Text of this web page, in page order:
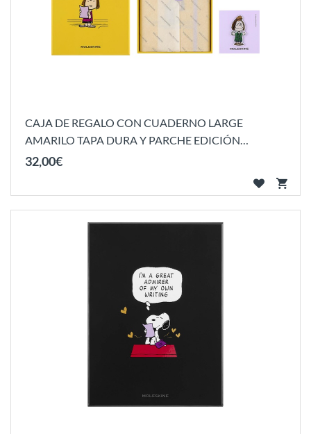
CAJA DE REGALO CON CUADERNO LARGE
AMARILO TAPA DURA Y PARCHE EDICIÓN
LIMITADA...
32,00€